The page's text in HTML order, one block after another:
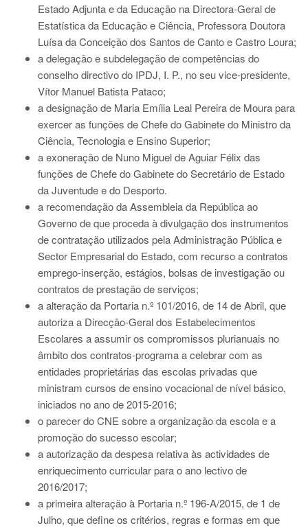
Estado Adjunta e da Educação na Directora-Geral de
Estatística da Educação e Ciência, Professora Doutora
Luísa da Conceição dos Santos de Canto e Castro Loura;
a delegação e subdelegação de competências do
conselho directivo do IPDJ, I. P., no seu vice-presidente,
Vítor Manuel Batista Pataco;
a designação de Maria Emília Leal Pereira de Moura para
exercer as funções de Chefe do Gabinete do Ministro da
Ciência, Tecnologia e Ensino Superior;
a exoneração de Nuno Miguel de Aguiar Félix das
funções de Chefe do Gabinete do Secretário de Estado
da Juventude e do Desporto.
a recomendação da Assembleia da República ao
Governo de que proceda à divulgação dos instrumentos
de contratação utilizados pela Administração Pública e
Sector Empresarial do Estado, com recurso a contratos
emprego-inserção, estágios, bolsas de investigação ou
contratos de prestação de serviços;
a alteração da Portaria n.º 101/2016, de 14 de Abril, que
autoriza a Direcção-Geral dos Estabelecimentos
Escolares a assumir os compromissos plurianuais no
âmbito dos contratos-programa a celebrar com as
entidades proprietárias das escolas privadas que
ministram cursos de ensino vocacional de nível básico,
iniciados no ano de 2015-2016;
o parecer do CNE sobre a organização da escola e a
promoção do sucesso escolar;
a autorização da despesa relativa às actividades de
enriquecimento curricular para o ano lectivo de
2016/2017;
a primeira alteração à Portaria n.º 196-A/2015, de 1 de
Julho, que define os critérios, regras e formas em que